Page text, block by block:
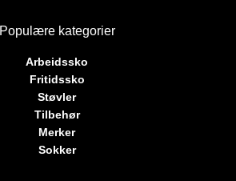
Populære kategorier
Arbeidssko
Fritidssko
Støvler
Tilbehør
Merker
Sokker